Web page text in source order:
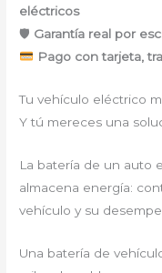
eléctricos
🛡 Garantía real por
Pago con tarjeta,
Tu vehículo eléctrico
Y tú mereces una
La batería de un auto
almacena energía:
vehículo y su
Una batería de